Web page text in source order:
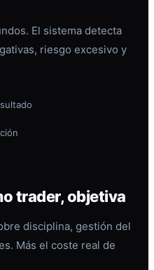
El sistema detecta
riesgo excesivo y
trader, objetiva
disciplina, gestión del
Más el coste real de